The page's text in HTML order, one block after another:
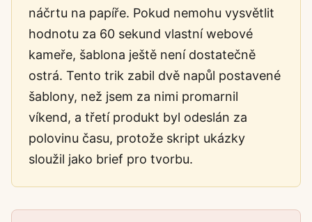
náčrtu na papíře. Pokud nemohu vysvětlit
hodnotu za 60 sekund vlastní webové
kameře, šablona ještě není dostatečně
ostrá. Tento trik zabil dvě napůl postavené
šablony, než jsem za nimi promarnil
víkend, a třetí produkt byl odeslán za
polovinu času, protože skript ukázky
sloužil jako brief pro tvorbu.